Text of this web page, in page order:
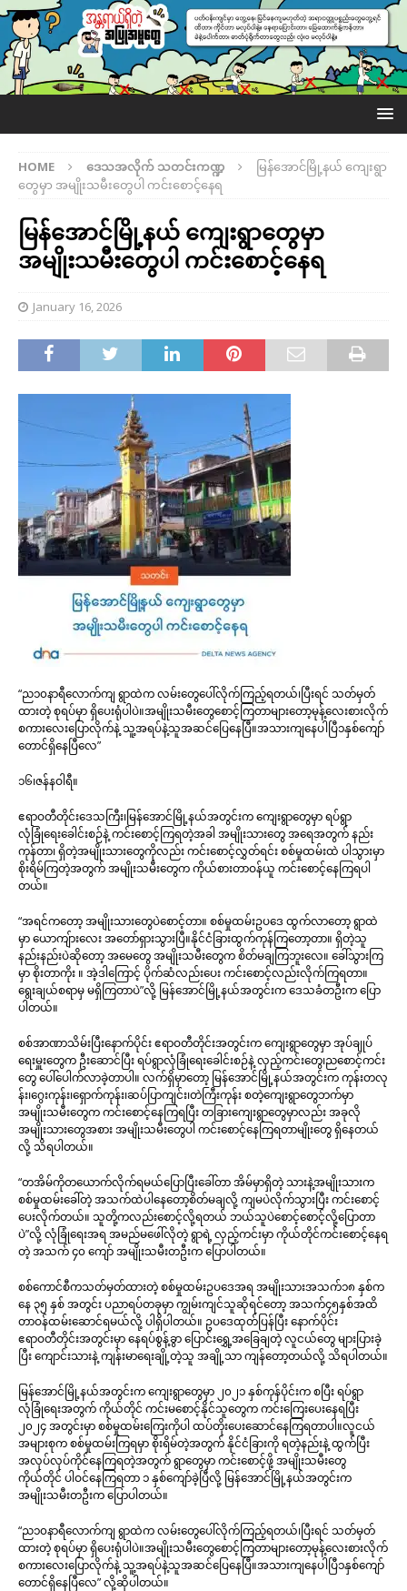
HOME ဒေသအလိုက် သတင်းကဏ္ဍ
မြန်အောင်မြို့နယ် ကျေးရွာ
တွေမှာ အမျိုးသမီးတွေပါ ကင်းစောင့်နေရ
မြန်အောင်မြို့နယ် ကျေးရွာတွေမှာ
အမျိုးသမီးတွေပါ ကင်းစောင့်နေရ
January 16, 2026
“ည၁၀နာရီလောက်ကျ ရွာထဲက လမ်းတွေပေါ်လိုက်ကြည့်ရတယ်၊ပြီးရင် သတ်မှတ်
ထားတဲ့ စုရပ်မှာ ရှိပေးရုံပါပဲ။အမျိုးသမီးတွေစောင့်ကြတာများတော့မုန့်လေးစားလိုက်
စကားလေးပြောလိုက်နဲ့ သူ့အရပ်နဲ့သူအဆင်ပြေနေပြီ။အသားကျနေပါပြီ၁နှစ်ကျော်
တောင်ရှိနေပြီလေ”
၁၆၊ဇန်နဝါရီ။
ဧရာဝတီတိုင်းဒေသကြီး၊မြန်အောင်မြို့နယ်အတွင်းက ကျေးရွာတွေမှာ ရပ်ရွာ
လုံခြုံရေးခေါင်းစဉ်နဲ့ ကင်းစောင့်ကြရတဲ့အခါ အမျိုးသားတွေ အရေအတွက် နည်း
ကုန်တာ၊ ရှိတဲ့အမျိုးသားတွေကိုလည်း ကင်းစောင့်လွှတ်ရင်း စစ်မှုထမ်းထဲ ပါသွားမှာ
စိုးရိမ်ကြတဲ့အတွက် အမျိုးသမီးတွေက ကိုယ်စားတာဝန်ယူ ကင်းစောင့်နေကြရပါ
တယ်။
“အရင်ကတော့ အမျိုးသားတွေပဲစောင့်တာ။ စစ်မှုထမ်းဥပဒေ ထွက်လာတော့ ရွာထဲ
မှာ ယောကျ်ားလေး အတော်ရှားသွားပြီ။နိုင်ငံခြားထွက်ကုန်ကြတော့တာ။ ရှိတဲ့သူ
နည်းနည်းပဲဆိုတော့ အမေတွေ အမျိုးသမီးတွေက စိတ်မချကြဘူးလေ။ ခေါ်သွားကြ
မှာ စိုးတာကိုး ။ အဲ့ဒါကြောင့် ပိုက်ဆံလည်းပေး ကင်းစောင့်လည်းလိုက်ကြရတာ။
ရွေးချယ်စရာမှ မရှိကြတာပဲ”လို့ မြန်အောင်မြို့နယ်အတွင်းက ဒေသခံတဦးက ပြော
ပါတယ်။
စစ်အာဏာသိမ်းပြီးနောက်ပိုင်း ဧရာဝတီတိုင်းအတွင်းက ကျေးရွာတွေမှာ အုပ်ချုပ်
ရေးမှူးတွေက ဦးဆောင်ပြီး ရပ်ရွာလုံခြုံရေးခေါင်းစဉ်နဲ့ လှည့်ကင်းတွေ၊ညစောင့်ကင်း
တွေ ပေါ်ပေါက်လာခဲ့တာပါ။ လက်ရှိမှာတော့ မြန်အောင်မြို့နယ်အတွင်းက ကုန်းတလု
န်း၊ဂွေးကုန်း၊ရှောက်ကုန်း၊ဆပ်ပြာကျင်း၊တဲကြီးကုန်း စတဲ့ကျေးရွာတွေဘက်မှာ
အမျိုးသမီးတွေက ကင်းစောင့်နေကြရပြီး တခြားကျေးရွာတွေမှာလည်း အခုလို
အမျိုးသားတွေအစား အမျိုးသမီးတွေပါ ကင်းစောင့်နေကြရတာမျိုးတွေ ရှိနေတယ်
လို့ သိရပါတယ်။
“တအိမ်ကိုတယောက်လိုက်ရမယ်ပြောပြီးခေါ်တာ အိမ်မှာရှိတဲ့ သားနဲ့အမျိုးသားက
စစ်မှုထမ်းခေါ်တဲ့ အသက်ထဲပါနေတော့စိတ်မချလို့ ကျမပဲလိုက်သွားပြီး ကင်းစောင့်
ပေးလိုက်တယ်။ သူတို့ကလည်းစောင့်လို့ရတယ် ဘယ်သူပဲစောင့်စောင့်လို့ပြောတာ
ပဲ”လို့ လုံခြုံရေးအရ အမည်မဖေါ်လိုတဲ့ ရွာရဲ့ လှည့်ကင်းမှာ ကိုယ်တိုင်ကင်းစောင့်နေရ
တဲ့ အသက် ၄၀ ကျော် အမျိုးသမီးတဦးက ပြောပါတယ်။
စစ်ကောင်စီကသတ်မှတ်ထားတဲ့ စစ်မှုထမ်းဥပဒေအရ အမျိုးသားအသက်၁၈ နှစ်က
နေ ၃၅ နှစ် အတွင်း ပညာရပ်တခုမှာ ကျွမ်းကျင်သူဆိုရင်တော့ အသက်၄၅နှစ်အထိ
တာဝန်ထမ်းဆောင်ရမယ်လို့ ပါရှိပါတယ်။ ဥပဒေထုတ်ပြန်ပြီး နောက်ပိုင်း
ဧရာဝတီတိုင်းအတွင်းမှာ နေရပ်စွန့်ခွာ ပြောင်းရွှေ့အခြေချတဲ့ လူငယ်တွေ များပြားခဲ့
ပြီး ကျောင်းသားနဲ့ ကျန်းမာရေးချို့တဲ့သူ အချို့သာ ကျန်တော့တယ်လို့ သိရပါတယ်။
မြန်အောင်မြို့နယ်အတွင်းက ကျေးရွာတွေမှာ ၂၀၂၁ နှစ်ကုန်ပိုင်းက စပြီး ရပ်ရွာ
လုံခြုံရေးအတွက် ကိုယ်တိုင် ကင်းမစောင့်နိုင်သူတွေက ကင်းကြေးပေးနေရပြီး
၂၀၂၄ အတွင်းမှာ စစ်မှုထမ်းကြေးကိုပါ ထပ်တိုးပေးဆောင်နေကြရတာပါ။လူငယ်
အများစုက စစ်မှုထမ်းကြရမှာ စိုးရိမ်တဲ့အတွက် နိုင်ငံခြားကို ရတဲ့နည်းနဲ့ ထွက်ပြီး
အလုပ်လုပ်ကိုင်နေကြရတဲ့အတွက် ရွာတွေမှာ ကင်းစောင့်ဖို့ အမျိုးသမီးတွေ
ကိုယ်တိုင် ပါဝင်နေကြရတာ ၁ နှစ်ကျော်ခဲ့ပြီလို့ မြန်အောင်မြို့နယ်အတွင်းက
အမျိုးသမီးတဦးက ပြောပါတယ်။
“ည၁၀နာရီလောက်ကျ ရွာထဲက လမ်းတွေပေါ်လိုက်ကြည့်ရတယ်၊ပြီးရင် သတ်မှတ်
ထားတဲ့ စုရပ်မှာ ရှိပေးရုံပါပဲ။အမျိုးသမီးတွေစောင့်ကြတာများတော့မုန့်လေးစားလိုက်
စကားလေးပြောလိုက်နဲ့ သူ့အရပ်နဲ့သူအဆင်ပြေနေပြီ။အသားကျနေပါပြီ၁နှစ်ကျော်
တောင်ရှိနေပြီလေ” လို့ဆိုပါတယ်။